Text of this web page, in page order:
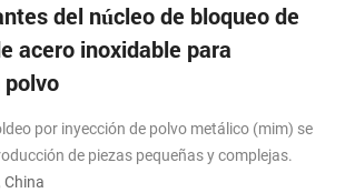
del núcleo de bloqueo de
acero inoxidable para
por inyección de polvo metálico (mim) se
de piezas pequeñas y complejas.
China